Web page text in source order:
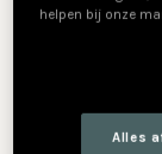
Contact
organisaties.
oogpunt
helpen bij onze
Alles